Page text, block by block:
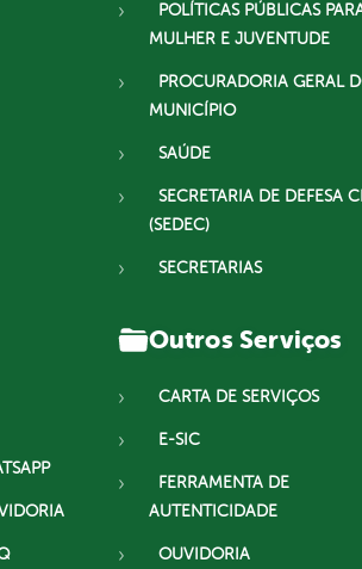
POLÍTICAS PÚBLICAS
MULHER E JUVENTUDE
PROCURADORIA GERAL
MUNICÍPIO
SAÚDE
SECRETARIA DE DEFESA
(SEDEC)
SECRETARIAS
Outros Serviços
CARTA DE SERVIÇOS
E-SIC
FERRAMENTA DE
AUTENTICIDADE
OUVIDORIA